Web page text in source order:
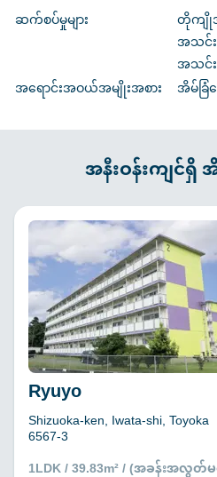
ဆက်စပ်မှုများ
တိုကျိုအိ
အသင်း
အသင်း
အရောင်းအဝယ်အမျိုးအစား
အိမ်ခြံ
အနီးဝန်းကျင်ရှိ အိ
Ryuyo
Shizuoka-ken, Iwata-shi, Toyoka
6567-3
1LDK / 39.83m² / (အခန်းအလွတ်